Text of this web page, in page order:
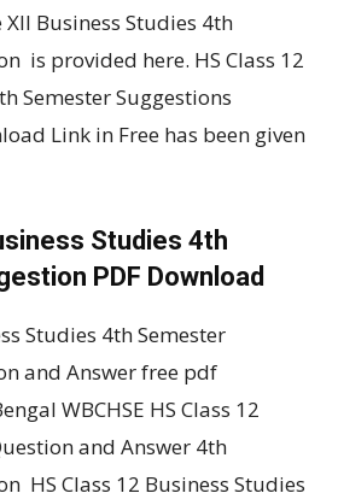
XII Business Studies 4th
is provided here. HS Class 12
Semester Suggestions
Link in Free has been given
Studies 4th
PDF Download
Studies 4th Semester
and Answer free pdf
WBCHSE HS Class 12
and Answer 4th
HS Class 12 Business Studies